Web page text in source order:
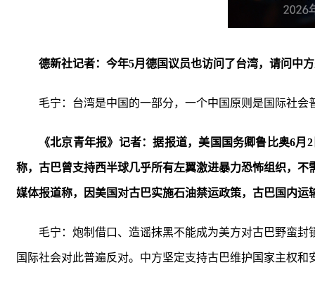
德新社记者：今年5月德国议员也访问了台湾，请问中
毛宁：台湾是中国的一部分，一个中国原则是国际社
《北京青年报》记者：据报道，美国国务卿鲁比奥6
称，古巴曾支持西半球几乎所有左翼激进暴力恐怖组织，
媒体报道称，因美国对古巴实施石油禁运政策，古巴国内
毛宁：炮制借口、造谣抹黑不能成为美方对古巴野蛮
国际社会对此普遍反对。中方坚定支持古巴维护国家主权